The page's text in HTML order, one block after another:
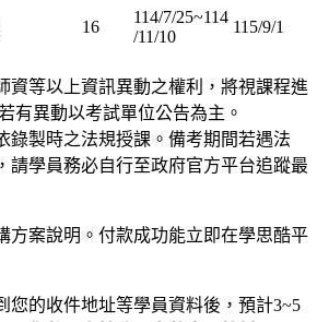
16
114/7/25~114
/11/10
115/9/1
資等以上資訊異動之權利，將視課程進
有異動以考試單位公告為主。
錄製時之法規授課。備考期間若遇法
請學員務必自行至政府官方平台追蹤最
方案說明。付款成功能立即在學思酷平
您的收件地址等學員資料後，預計3~5